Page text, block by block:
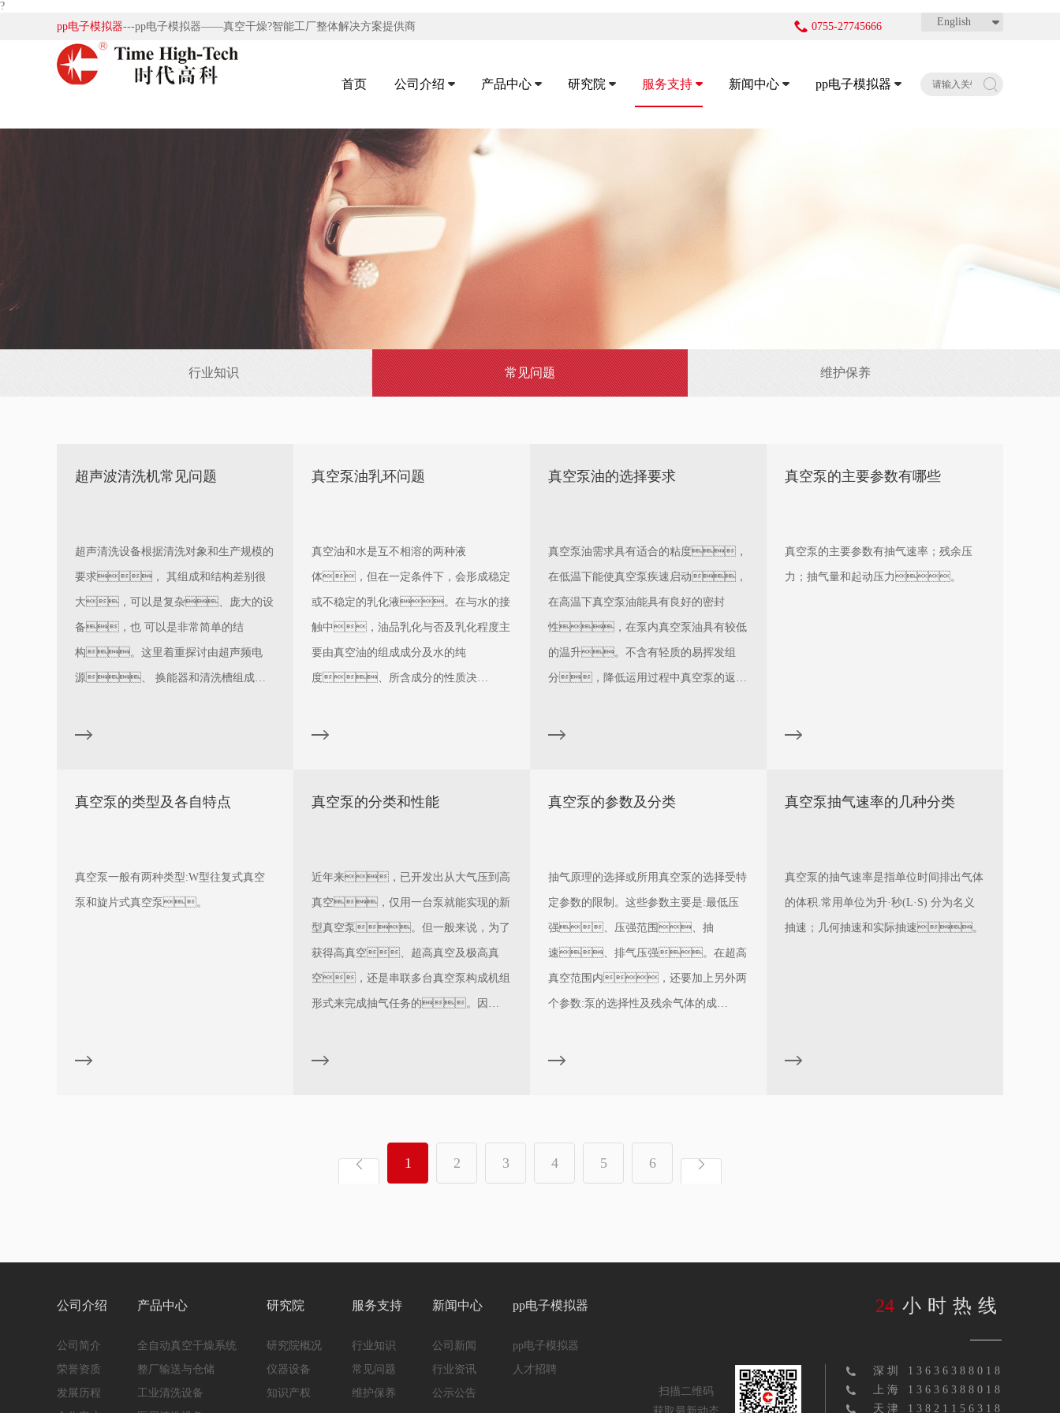
?
pp电子模拟器---pp电子模拟器——真空干燥?智能工厂整体解决方案提供商 English
0755-27745666
首页 公司介绍 产品中心 研究院 服务支持 新闻中心 pp电子模拟器
行业知识 常见问题 维护保养
超声波清洗机常见问题
超声清洗设备根据清洗对象和生产规模的
要求， 其组成和结构差别很
大，可以是复杂、庞大的设
备，也 可以是非常简单的结
构。这里着重探讨由超声频电
源、 换能器和清洗槽组成超
。
真空泵油乳环问题
真空油和水是互不相溶的两种液
体，但在一定条件下，会形成稳定
或不稳定的乳化液。在与水的接
触中，油品乳化与否及乳化程度主
要由真空油的组成成分及水的纯
度、所含成分的性质决
度及震动情况有关。
真空泵油的选择要求
真空泵油需求具有适合的粘度，
在低温下能使真空泵疾速启动，
在高温下真空泵油能具有良好的密封
性，在泵内真空泵油具有较低
的温升。不含有轻质的易挥发组
分，降低运用过程中真空泵的返油
真空泵的主要参数有哪些
真空泵的主要参数有抽气速率；残余压
力；抽气量和起动压力。
真空泵的类型及各自特点
真空泵一般有两种类型:W型往复式真空
泵和旋片式真空泵。
真空泵的分类和性能
近年来，已开发出从大气压到高
真空，仅用一台泵就能实现的新
型真空泵。但一般来说，为了
获得高真空、超高真空及极高真
空，还是串联多台真空泵构成机组
形式来完成抽气任务的。因
性能、结构特点以及分类
真空泵的参数及分类
抽气原理的选择或所用真空泵的选择受特
定参数的限制。这些参数主要是:最低压
强、压强范围、抽
速、排气压强。在超高
真空范围内，还要加上另外两
个参数:泵的选择性及残余气体的成
真空泵抽气速率的几种分类
真空泵的抽气速率是指单位时间排出气体
的体积.常用单位为升·秒(L·S) 分为名义
抽速；几何抽速和实际抽速。
1 2 3 4 5 6
公司介绍
公司简介
荣誉资质
发展历程
产品中心
全自动真空干燥系统
整厂输送与仓储
工业清洗设备
研究院
研究院概况
仪器设备
知识产权
服务支持
行业知识
常见问题
维护保养
新闻中心
公司新闻
行业资讯
公示公告
pp电子模拟器
pp电子模拟器
人才招聘
24 小时热线
深圳 13636388018
上海 13636388018
天津 13821156318
扫描二维码